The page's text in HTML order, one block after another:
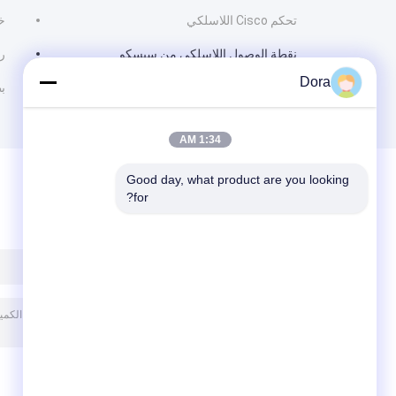
تحكم Cisco اللاسلكي
نقطة الوصول اللاسلكي من سيسكو
Dora
1:34 AM
Good day, what product are you looking
for?